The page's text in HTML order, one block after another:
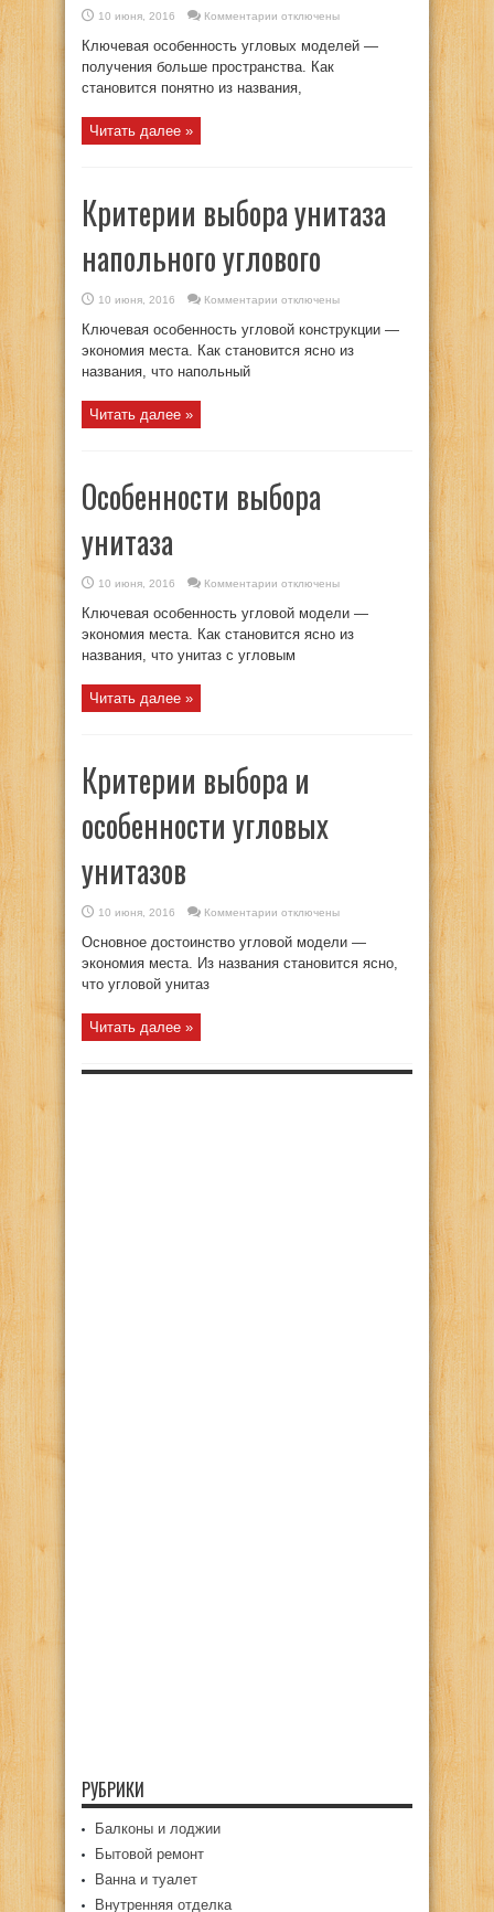
10 июня, 2016 Комментарии
унитазы
с
угловым
бачком.
отключены
Ключевая особенность угловых моделей —
получения больше пространства. Как
становится понятно из названия,
Читать далее »
Критерии выбора унитаза
напольного углового
10 июня, 2016 Комментарии
Критерии
выбора
унитаза
напольного
отключены
Ключевая особенность угловой конструкции —
экономия места. Как становится ясно из
названия, что напольный
Читать далее »
Особенности выбора
унитаза
10 июня, 2016 Комментарии
Особенности
выбора
унитаза
отключены
Ключевая особенность угловой модели —
экономия места. Как становится ясно из
названия, что унитаз с угловым
Читать далее »
Критерии выбора и
особенности угловых
унитазов
10 июня, 2016 Комментарии
Критерии
выбора
и
особенности
отключены
Основное достоинство угловой модели —
экономия места. Из названия становится ясно,
что угловой унитаз
Читать далее »
РУБРИКИ
Балконы и лоджии
Бытовой ремонт
Ванна и туалет
Внутренняя отделка